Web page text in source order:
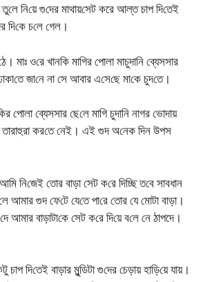
নি‌য়ে গু‌দের মাথায়‌সেট করে আল্ত চাপ দি‌তেই
দি‌কে চ‌লে গেল।
মাঃ ও‌রে খান‌কি মা‌গির পোলা মাচুদা‌নি ব্যেসসার
জা‌নে না সে আবার এ‌সে‌ছে মা‌কে চুদ‌তে।
পোলা ‌ব্যেসসার ছে‌লে মা‌গি চুদা‌নি নাগর ভোদায়
তারাহুরা কর‌তে নেই। এই গুদ অ‌নেক দিন উপস
আ‌মি নি‌জেই তোর বাড়া সেট ক‌রে দি‌চ্ছি ত‌বে সাবধান
আমার গুদ ফে‌টে যে‌তে পা‌রে তোর যে মোটা বাড়া।
আমার বাড়াটা‌কে সেট ক‌রে দি‌য়ে ব‌লে নে ঠাপদে।
দি‌তেই বাড়ার মু‌ন্ডিটা গু‌দের চেড়ায় হা‌ড়ি‌য়ে যায়।